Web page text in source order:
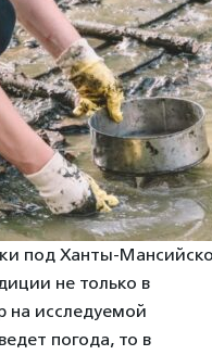
под Ханты-
не только в
на исследуемой
погода, то в